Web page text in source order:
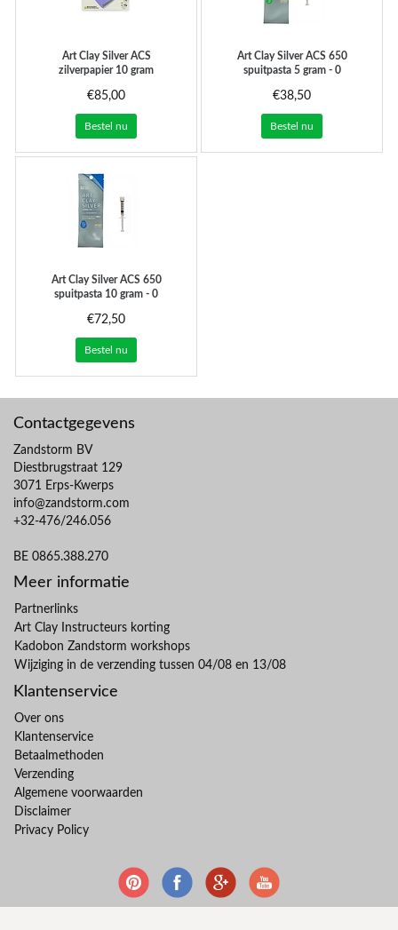
Art Clay SilverACS
zilverpapier 10 gram
€85,00
Bestel nu
Art Clay SilverACS 650
spuitpasta 5 gram - 0
€38,50
Bestel nu
Art Clay SilverACS 650
spuitpasta 10 gram - 0
€72,50
Bestel nu
Contactgegevens
Zandstorm BV
Diestbrugstraat 129
3071 Erps-Kwerps
info@zandstorm.com
+32-476/246.056
BE 0865.388.270
Meer informatie
Partnerlinks
Art Clay Instructeurs korting
Kadobon Zandstorm workshops
Wijziging in de verzending tussen 04/08 en 13/08
Klantenservice
Over ons
Klantenservice
Betaalmethoden
Verzending
Algemene voorwaarden
Disclaimer
Privacy Policy